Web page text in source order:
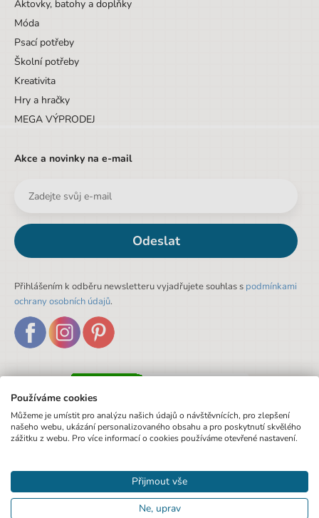
Druh
Hloubka
Výška
Šířka
Hloubka obalu
Designová položka
Ne
Motiv
Jednorožec
Aktovky, batohy a doplňky
Móda
Psací potřeby
Školní potřeby
Kreativita
Hry a hračky
MEGA VÝPRODEJ
Akce a novinky na e-mail
Odeslat
Přihlášením k odběru newsletteru vyjadřujete souhlas s podmínkami
ochrany osobních údajů.
Používáme cookies
Můžeme je umístit pro analýzu našich údajů o návštěvnících, pro zlepšení
našeho webu, ukázání personalizovaného obsahu a pro poskytnutí skvělého
zážitku z webu. Pro více informací o cookies používáme otevřené nastavení.
Přijmout vše
Ne, uprav